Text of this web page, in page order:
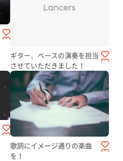
ギター、ベースの演奏を担当
させていただきました！
歌詞にイメージ通りの楽曲
を！